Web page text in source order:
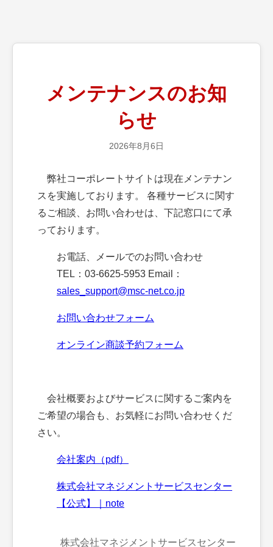
メンテナンスのお知
らせ
2026年8月6日
弊社コーポレートサイトは現在メンテナン
スを実施しております。 各種サービスに関す
るご相談、お問い合わせは、下記窓口にて承
っております。
お電話、メールでのお問い合わせ
TEL：03-6625-5953 Email：
sales_support@msc-net.co.jp
お問い合わせフォーム
オンライン商談予約フォーム
会社概要およびサービスに関するご案内を
ご希望の場合も、お気軽にお問い合わせくだ
さい。
会社案内（pdf）
株式会社マネジメントサービスセンター
【公式】｜note
株式会社マネジメントサービスセンター